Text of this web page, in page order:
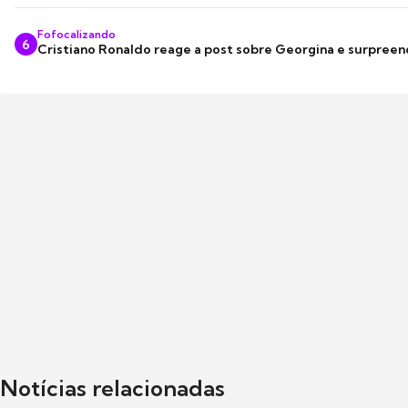
6
Fofocalizando
Cristiano Ronaldo reage a post sobre Georgina e
Notícias relacionadas